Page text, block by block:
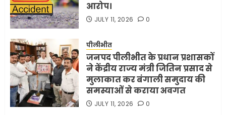
आरोप।
JULY 11, 2026 0
पीलीभीत
जनपद पीलीभीत के प्रधान प्रशासकों
ने केंद्रीय राज्य मंत्री जितिन प्रसाद से
मुलाकात कर बंगाली समुदाय की
समस्याओं से कराया अवगत
JULY 11, 2026 0